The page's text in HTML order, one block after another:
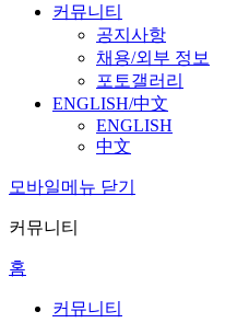
커뮤니티
공지사항
채용/외부 정보
포토갤러리
ENGLISH/中文
ENGLISH
中文
모바일메뉴 닫기
커뮤니티
홈
커뮤니티